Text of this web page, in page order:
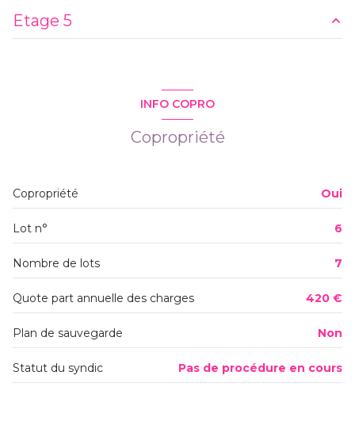
Etage 5
INFO COPRO
Copropriété
Copropriété Oui
Lot n° 6
Nombre de lots 7
Quote part annuelle des charges 420 €
Plan de sauvegarde Non
Statut du syndic Pas de procédure en cours